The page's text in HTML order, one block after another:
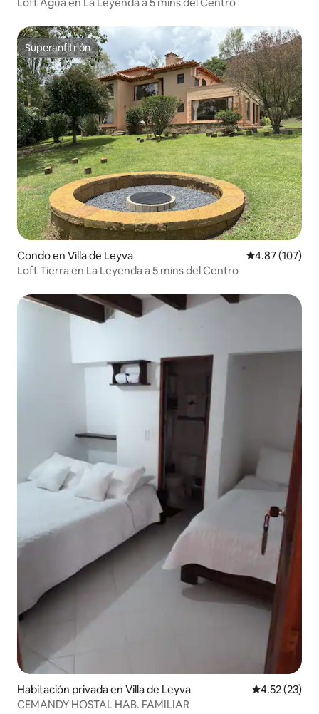
Superanfitrión
Superanfitrión
Condo en Villa de Leyva Calificación
4.87 (107)
Loft Tierra en La Leyenda a 5 mins del Centro
Habitación privada en Villa de Leyva Calificación
4.52 (23)
CEMANDY HOSTAL HAB. FAMILIAR